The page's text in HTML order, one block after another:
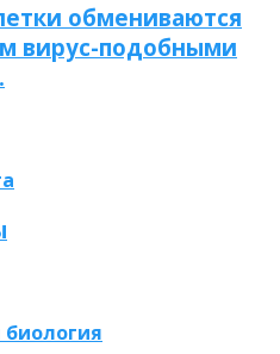
обмениваются
вирус-подобными